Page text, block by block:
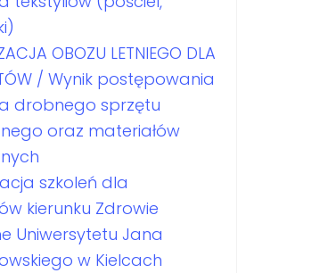
OBOZU LETNIEGO DLA
/ Wynik postępowania
drobnego sprzętu
oraz materiałów
szkoleń dla
kierunku Zdrowie
Uniwersytetu Jana
w Kielcach